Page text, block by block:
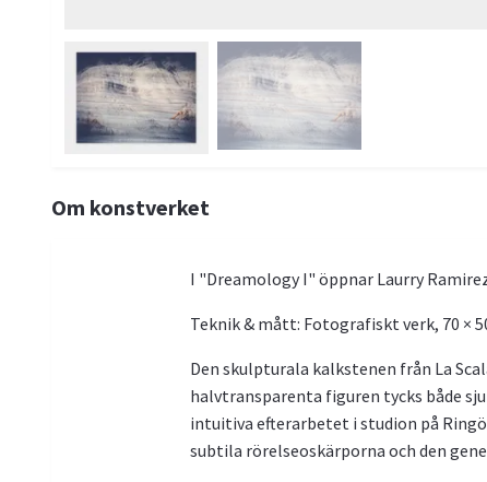
Om konstverket
I "Dreamology I" öppnar Laurry
Teknik & mått: Fotografiskt verk, 70 ×
Den skulpturala kalkstenen från La
halvtransparenta figuren tycks både
intuitiva efterarbetet i studion på
subtila rörelseoskärporna och den